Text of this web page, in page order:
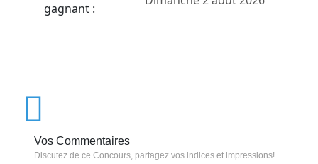
gagnant :
Vos Commentaires
Discutez de ce Concours, partagez vos indices et impressions!